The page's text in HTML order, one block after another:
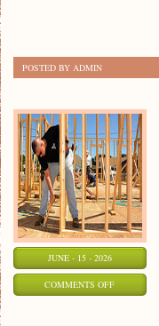
POSTED BY ADMIN
JUNE - 15 - 2026
COMMENTS OFFON